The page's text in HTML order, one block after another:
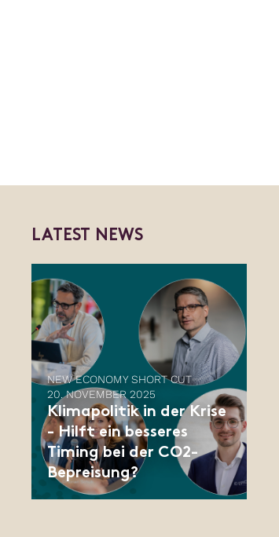
LAT EST N EWS
NEW ECONOMY SHORT CUT
20. NOVEMBER 2025
Klimapolitik in der Krise
- Hilft ein besseres
Timing bei der CO2-
Bepreisung?